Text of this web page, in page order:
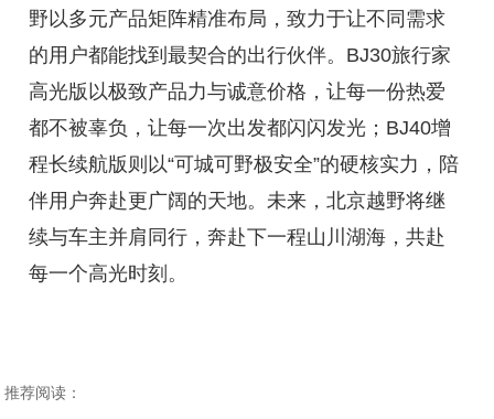
野以多元产品矩阵精准布局，致力于让不同需求
的用户都能找到最契合的出行伙伴。BJ30旅行家
高光版以极致产品力与诚意价格，让每一份热爱
都不被辜负，让每一次出发都闪闪发光；BJ40增
程长续航版则以“可城可野极安全”的硬核实力，陪
伴用户奔赴更广阔的天地。未来，北京越野将继
续与车主并肩同行，奔赴下一程山川湖海，共赴
每一个高光时刻。
推荐阅读：